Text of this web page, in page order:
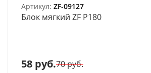
Артикул: ZF-09127
Блок мягкий ZF P180
58 руб.70 руб.